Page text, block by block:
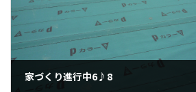
家づくり進行中6♪8